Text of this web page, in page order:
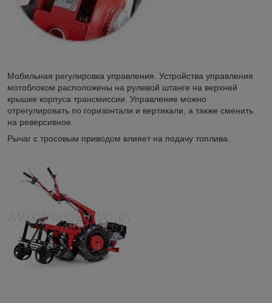
Мобильная регулировка управления. Устройства управления
мотоблоком расположены на рулевой штанге на верхней
крышке корпуса трансмиссии. Управление можно
отрегулировать по горизонтали и вертикали, а также сменить
на реверсивное.
Рычаг с тросовым приводом влияет на подачу топлива.